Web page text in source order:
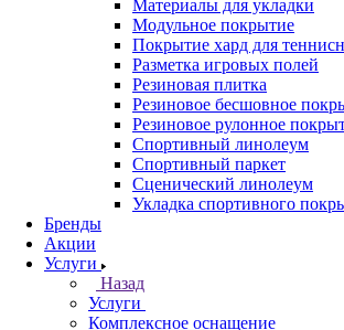
Материалы для укладки
Модульное покрытие
Покрытие хард для
Разметка игровых полей
Резиновая плитка
Резиновое бесшовное
Резиновое рулонное
Спортивный линолеум
Спортивный паркет
Сценический линолеум
Укладка спортивного
Бренды
Акции
Услуги
Назад
Услуги
Комплексное оснащение